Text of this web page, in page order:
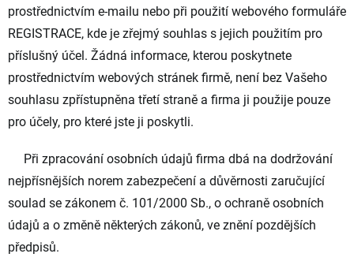
prostřednictvím e-mailu nebo při použití webového formuláře
REGISTRACE, kde je zřejmý souhlas s jejich použitím pro
příslušný účel. Žádná informace, kterou poskytnete
prostřednictvím webových stránek firmě, není bez Vašeho
souhlasu zpřístupněna třetí straně a firma ji použije pouze
pro účely, pro které jste ji poskytli.
Při zpracování osobních údajů firma dbá na dodržování
nejpřísnějších norem zabezpečení a důvěrnosti zaručující
soulad se zákonem č. 101/2000 Sb., o ochraně osobních
údajů a o změně některých zákonů, ve znění pozdějších
předpisů.